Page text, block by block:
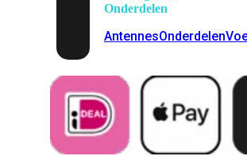
Onderdelen
AntennesOnderdelen